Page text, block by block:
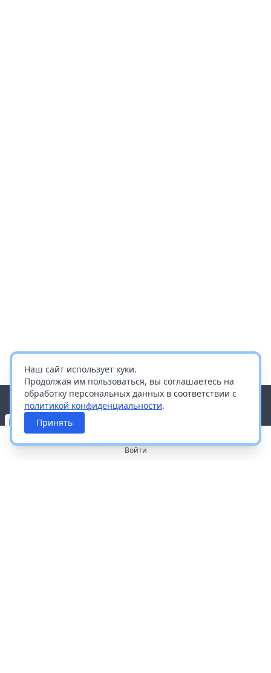
Наш сайт использует куки.
Продолжая им пользоваться, вы соглашаетесь на
обработку персональных данных в соответствии с
политикой конфиденциальности.
Принять
Войти